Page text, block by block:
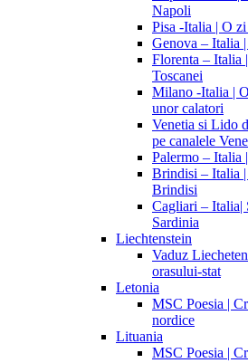
Napoli
Pisa -Italia | O
Genova – Italia
Florenta – Italia
Toscanei
Milano -Italia |
unor calatori
Venetia si Lido
pe canalele
Palermo – Italia
Brindisi – Italia
Brindisi
Cagliari – Italia|
Sardinia
Liechtenstein
Vaduz
orasului-stat
Letonia
MSC Poesia |
nordice
Lituania
MSC Poesia |